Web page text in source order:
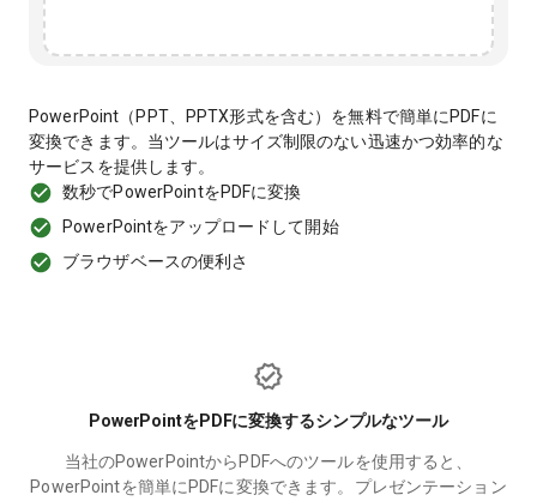
PowerPoint（PPT、PPTX形式を含む）を無料で簡単にPDFに
変換できます。当ツールはサイズ制限のない迅速かつ効率的な
サービスを提供します。
数秒でPowerPointをPDFに変換
PowerPointをアップロードして開始
ブラウザベースの便利さ
PowerPointをPDFに変換するシンプルなツール
当社のPowerPointからPDFへのツールを使用すると、
PowerPointを簡単にPDFに変換できます。プレゼンテーション